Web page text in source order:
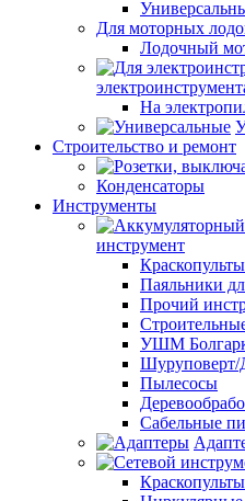
Для моторных
Лодочный
На
Строительство и ремонт
Конденсаторы
Инструменты
инструмент
Краскопульты
Паяльники
Прочий
УШМ
Шуруповерт/
Пылесосы
Сабельные
Краскопульты